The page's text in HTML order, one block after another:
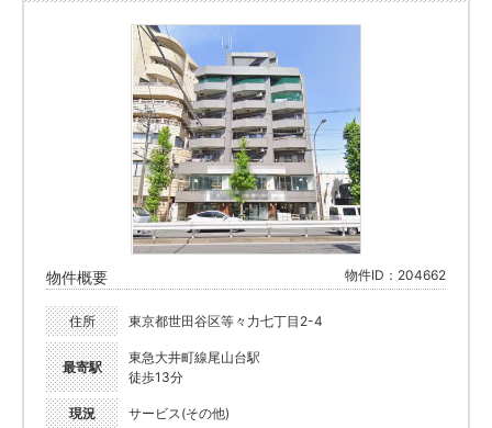
物件概要 物件ID：204662
住所 東京都世田谷区等々力七丁目2-4
最寄駅
東急大井町線尾山台駅
徒歩13分
現況 サービス(その他)